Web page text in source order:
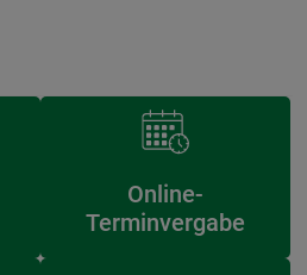
Online-
Terminvergabe